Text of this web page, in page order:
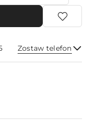
Zostaw telefon